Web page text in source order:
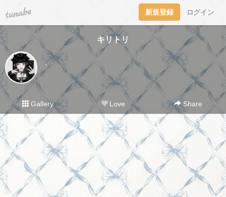
tuna.be 新規登録 ログイン
キリトリ
.
Gallery Love Share